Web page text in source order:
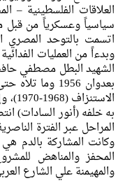
العلاقات الفلسطينية –
سياسياً وعسكرياً من
اتسمت بالتوحد المصري
وبدءاً من العمليات
الشهيد البطل مصطفي
وكانت المشاركة بالدم
المحفز والمناهض
والمهيمنة علي الشارع